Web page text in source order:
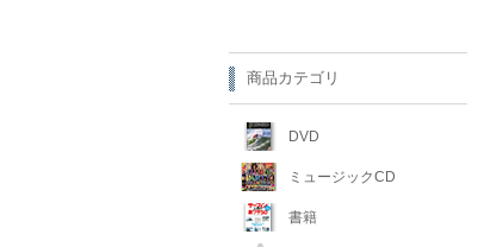
商品カテゴリ
DVD
ミュージックCD
書籍